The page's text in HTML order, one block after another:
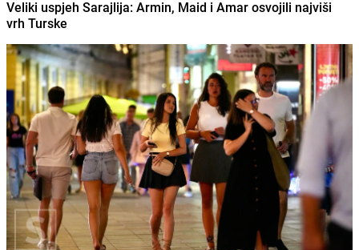
Veliki uspjeh Sarajlija: Armin, Maid i Amar osvojili najviši
vrh Turske